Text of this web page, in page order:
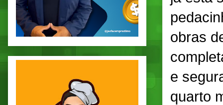
obras
e
quarto